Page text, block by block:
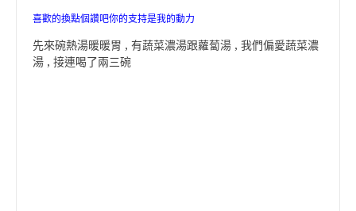
喜歡的換點個讚吧你的支持是我的動力
先來碗熱湯暖暖胃 , 有蔬菜濃湯跟蘿蔔湯 , 我們偏愛蔬菜濃
湯 , 接連喝了兩三碗